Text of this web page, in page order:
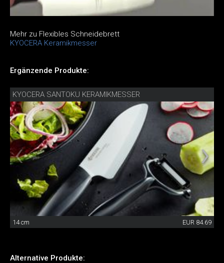
Mehr zu Flexibles Schneidebrett
KYOCERA Keramikmesser
Ergänzende Produkte:
KYOCERA SANTOKU KERAMIKMESSER
14 cm EUR 84.69
Alternative Produkte: